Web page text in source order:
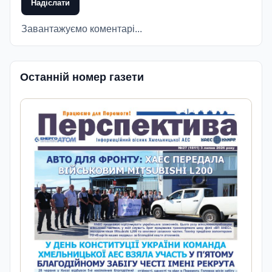
Надіслати
Завантажуємо коментарі...
Останній номер газети